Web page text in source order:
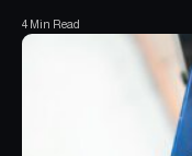
4 Min Read